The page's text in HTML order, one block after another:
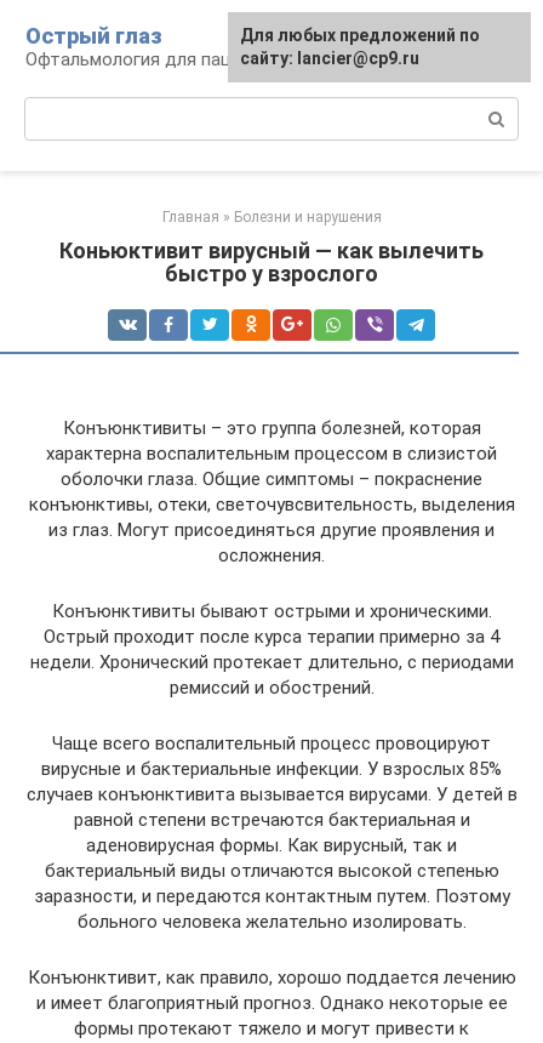
контенту
Острый глаз
Офтальмология для пациента
Главная » Болезни и нарушения
Коньюктивит вирусный — как вылечить
быстро у взрослого
Конъюнктивиты – это группа болезней, которая
характерна воспалительным процессом в слизистой
оболочки глаза. Общие симптомы – покраснение
конъюнктивы, отеки, светочувсвительность, выделения
из глаз. Могут присоединяться другие проявления и
осложнения.
Конъюнктивиты бывают острыми и хроническими.
Острый проходит после курса терапии примерно за 4
недели. Хронический протекает длительно, с периодами
ремиссий и обострений.
Чаще всего воспалительный процесс провоцируют
вирусные и бактериальные инфекции. У взрослых 85%
случаев конъюнктивита вызывается вирусами. У детей в
равной степени встречаются бактериальная и
аденовирусная формы. Как вирусный, так и
бактериальный виды отличаются высокой степенью
заразности, и передаются контактным путем. Поэтому
больного человека желательно изолировать.
Конъюнктивит, как правило, хорошо поддается лечению
и имеет благоприятный прогноз. Однако некоторые ее
формы протекают тяжело и могут привести к
Для любых предложений по
сайту: lancier@cp9.ru